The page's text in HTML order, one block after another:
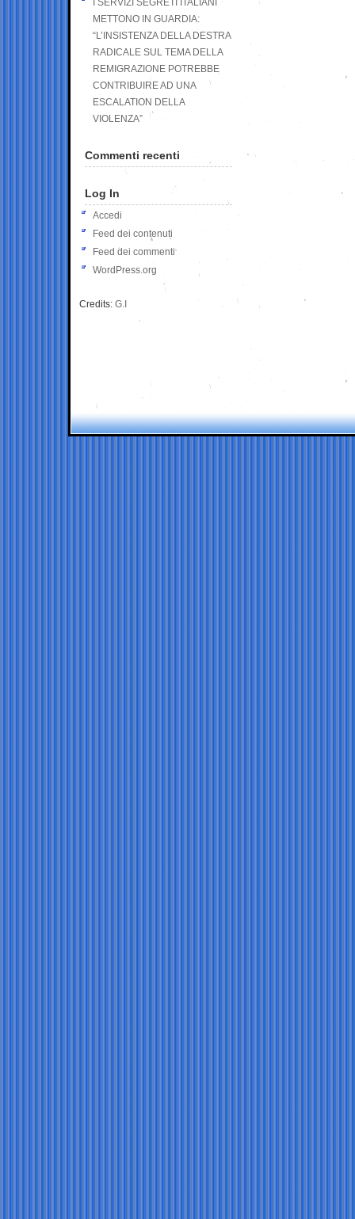
I SERVIZI SEGRETI ITALIANI
METTONO IN GUARDIA:
“L’INSISTENZA DELLA DESTRA
RADICALE SUL TEMA DELLA
REMIGRAZIONE POTREBBE
CONTRIBUIRE AD UNA
ESCALATION DELLA
VIOLENZA”
Commenti recenti
Log In
Accedi
Feed dei contenuti
Feed dei commenti
WordPress.org
Credits: G.I